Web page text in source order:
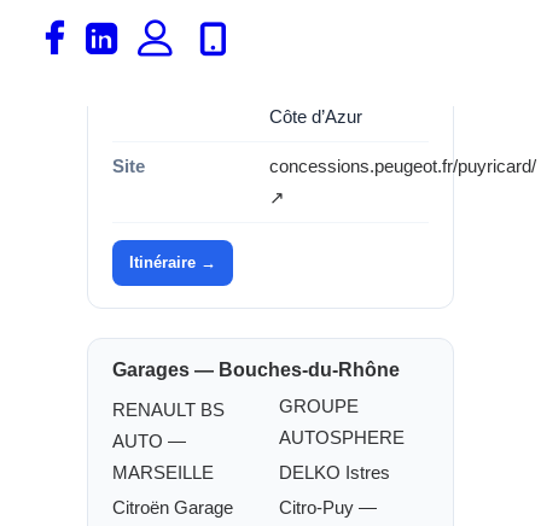
Côte d’Azur
Site
concessions.peugeot.fr/puyricard/
↗
Itinéraire →
Garages — Bouches-du-Rhône
RENAULT BS
AUTO —
MARSEILLE
Citroën Garage
GROUPE
AUTOSPHERE
DELKO Istres
Citro-Puy —